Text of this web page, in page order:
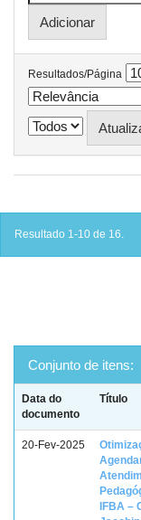
Resultados/Página
Resultado 1-10 de 16.
Conjunto de itens:
Data do
documento
Título
20-Fev-2025
IFBA –